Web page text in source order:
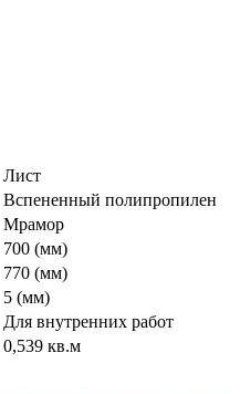
Лист
Вспененный полипропилен
Мрамор
700 (мм)
770 (мм)
5 (мм)
Для внутренних работ
0,539 кв.м